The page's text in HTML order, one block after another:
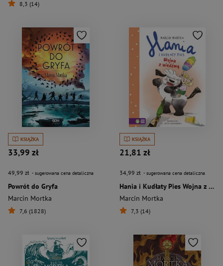
8,3 (14)
KSIĄŻKA
33,99 zł
49,99 zł - sugerowana cena detaliczna
Powrót do Gryfa
Marcin Mortka
7,6 (1828)
KSIĄŻKA
21,81 zł
34,99 zł - sugerowana cena detaliczna
Hania i Kudłaty Pies Wojna z wiedźmą
Marcin Mortka
7,3 (14)